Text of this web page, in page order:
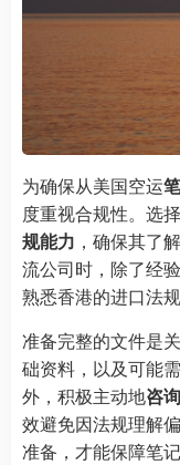
为确保从美国空运
度重视合规性。选
规能力 ，确保其了
流公司时，除了经
熟悉香港的进口法规
准备完整的文件是
础资料，以及可能
外，积极主动地咨
效避免因法规理解
准备，才能保障笔